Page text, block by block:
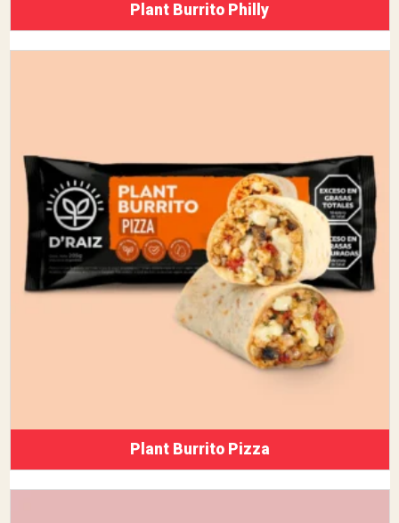
Plant Burrito Philly
Plant Burrito Pizza